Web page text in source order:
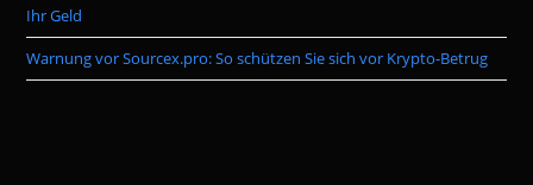
Ihr Geld
Warnung vor Sourcex.pro: So schützen Sie sich vor Krypto-Betrug